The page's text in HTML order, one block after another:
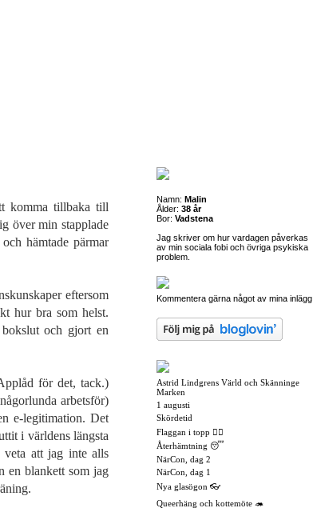
komma tillbaka till
över min stapplade
hämtade pärmar
eftersom
hur bra som helst.
och gjort en
för det, tack.)
arbetsför)
e-legitimation. Det
i världens längsta
att jag inte alls
en blankett som jag
Namn: Malin
Ålder: 38 år
Bor: Vadstena
Jag skriver om hur vardagen påverkas
av min sociala fobi och övriga psykiska
problem.
Kommentera gärna något av mina inlägg.
Astrid Lindgrens Värld och Skänninge
Marken
1 augusti
Skördetid
Flaggan i topp 🏳️‍🌈
Återhämtning 😴
NärCon, dag 2
NärCon, dag 1
Nya glasögon 👓
Queerhäng och kottemöte 🦔